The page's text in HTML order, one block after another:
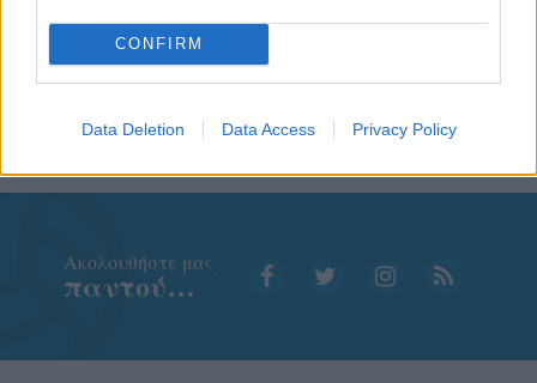
CONFIRM
Data Deletion Data Access Privacy Policy
Aκολουθήστε μας
παντού…